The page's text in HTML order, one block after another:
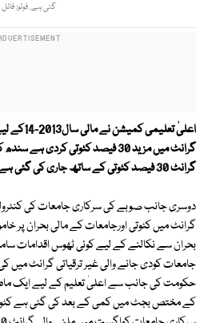
گئی ہے. فوٹو: فائل
اعلیٰ
گرانٹ میں مزید 30 فیصد کٹوتی
گرانٹ 30 فیصد کٹوتی کے ساتھ جاری کی گئی ہے۔
دوسری جانب صوبے کی سرکاری جامعات کی
گرانٹ میں کٹوتی اورجامعات کے مالی بحران پر
بحران سے نکالنے کے لیے کوئی ٹھوس اقدامات
جامعات کودی جانے والی غیر ترقیاتی گرانٹ میں
حکومت کی جانب سے اعلیٰ تعلیم کے لیے ایک ماہ
کے مختص بجٹ میں کمی کے بعد کی گئی ہے